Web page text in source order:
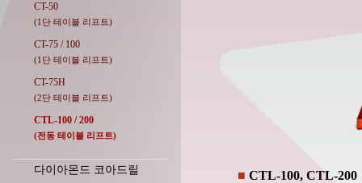
CT-50
(1단 테이블 리프트)
CT-75 / 100
(1단 테이블 리프트)
CT-75H
(2단 테이블 리프트)
CTL-100 / 200
(전동 테이블 리프트)
다이아몬드 코아드릴
■ CTL-100, CTL-200